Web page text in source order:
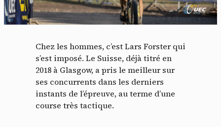
Chez les hommes, c’est Lars Forster qui
s’est imposé. Le Suisse, déjà titré en
2018 à Glasgow, a pris le meilleur sur
ses concurrents dans les derniers
instants de l’épreuve, au terme d’une
course très tactique.